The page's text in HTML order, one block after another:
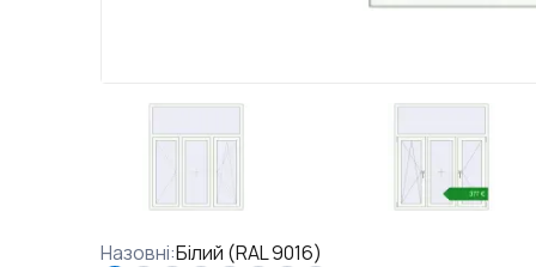
Назовні:Білий (RAL 9016)